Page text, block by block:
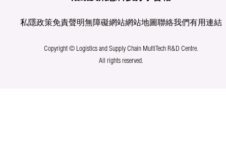
私隱政策免責聲明無障礙網站網站地圖聯絡我們有用連結
Copyright © Logistics and Supply Chain MultiTech R&D Centre.
All rights reserved.